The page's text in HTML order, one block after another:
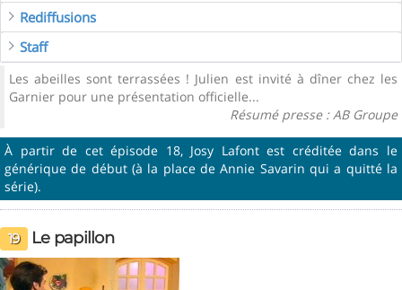
Rediffusions
Staff
Les abeilles sont terrassées ! Julien est invité à dîner chez les
Garnier pour une présentation officielle...
Résumé presse : AB Groupe
À partir de cet épisode 18, Josy Lafont est créditée dans le
générique de début (à la place de Annie Savarin qui a quitté la
série).
19 Le papillon